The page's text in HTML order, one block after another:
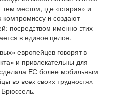
местом, где «старая» и
компромиссу и создают
посредством именно этих
в единое целое.
европейцев говорят в
и привлекательны для
ЕС более мобильным,
во всех своих трудностях